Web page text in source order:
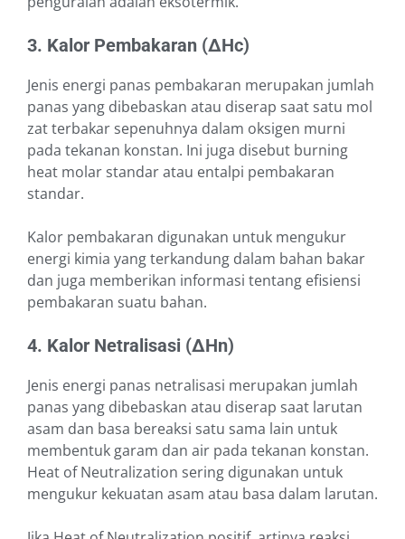
3. Kalor Pembakaran (∆Hc)
Jenis energi panas pembakaran merupakan jumlah
panas yang dibebaskan atau diserap saat satu mol
zat terbakar sepenuhnya dalam oksigen murni
pada tekanan konstan. Ini juga disebut burning
heat molar standar atau entalpi pembakaran
standar.
Kalor pembakaran digunakan untuk mengukur
energi kimia yang terkandung dalam bahan bakar
dan juga memberikan informasi tentang efisiensi
pembakaran suatu bahan.
4. Kalor Netralisasi (∆Hn)
Jenis energi panas netralisasi merupakan jumlah
panas yang dibebaskan atau diserap saat larutan
asam dan basa bereaksi satu sama lain untuk
membentuk garam dan air pada tekanan konstan.
Heat of Neutralization sering digunakan untuk
mengukur kekuatan asam atau basa dalam larutan.